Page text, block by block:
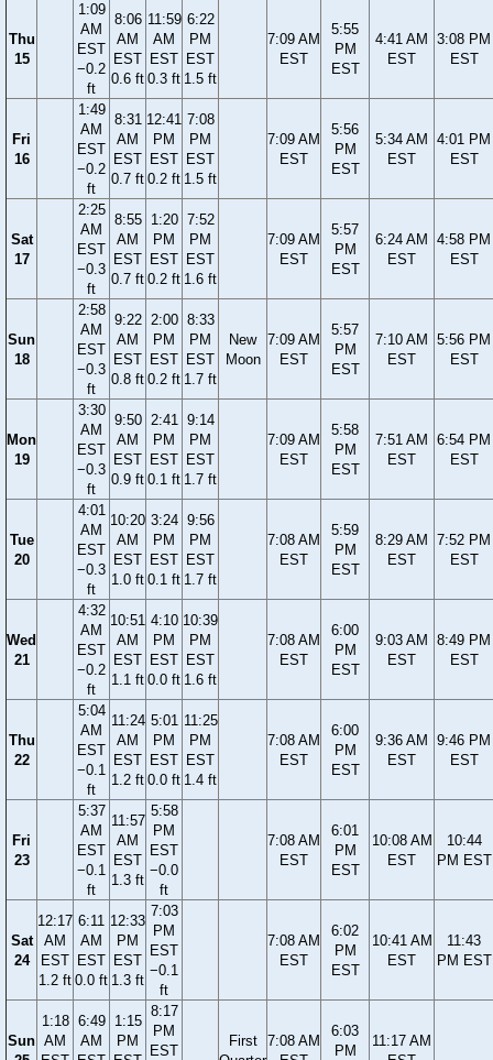
Thu
15
1:09
AM
EST
−0.2
ft
8:06
AM
EST
0.6 ft
11:59
AM
EST
0.3 ft
6:22
PM
EST
1.5 ft
7:09 AM
EST
5:55
PM
EST
4:41 AM
EST
3:08 PM
EST
Fri
16
1:49
AM
EST
−0.2
ft
8:31
AM
EST
0.7 ft
12:41
PM
EST
0.2 ft
7:08
PM
EST
1.5 ft
7:09 AM
EST
5:56
PM
EST
5:34 AM
EST
4:01 PM
EST
Sat
17
2:25
AM
EST
−0.3
ft
8:55
AM
EST
0.7 ft
1:20
PM
EST
0.2 ft
7:52
PM
EST
1.6 ft
7:09 AM
EST
5:57
PM
EST
6:24 AM
EST
4:58 PM
EST
Sun
18
2:58
AM
EST
−0.3
ft
9:22
AM
EST
0.8 ft
2:00
PM
EST
0.2 ft
8:33
PM
EST
1.7 ft
New
Moon
7:09 AM
EST
5:57
PM
EST
7:10 AM
EST
5:56 PM
EST
Mon
19
3:30
AM
EST
−0.3
ft
9:50
AM
EST
0.9 ft
2:41
PM
EST
0.1 ft
9:14
PM
EST
1.7 ft
7:09 AM
EST
5:58
PM
EST
7:51 AM
EST
6:54 PM
EST
Tue
20
4:01
AM
EST
−0.3
ft
10:20
AM
EST
1.0 ft
3:24
PM
EST
0.1 ft
9:56
PM
EST
1.7 ft
7:08 AM
EST
5:59
PM
EST
8:29 AM
EST
7:52 PM
EST
Wed
21
4:32
AM
EST
−0.2
ft
10:51
AM
EST
1.1 ft
4:10
PM
EST
0.0 ft
10:39
PM
EST
1.6 ft
7:08 AM
EST
6:00
PM
EST
9:03 AM
EST
8:49 PM
EST
Thu
22
5:04
AM
EST
−0.1
ft
11:24
AM
EST
1.2 ft
5:01
PM
EST
0.0 ft
11:25
PM
EST
1.4 ft
7:08 AM
EST
6:00
PM
EST
9:36 AM
EST
9:46 PM
EST
Fri
23
5:37
AM
EST
−0.1
ft
11:57
AM
EST
1.3 ft
5:58
PM
EST
−0.0
ft
7:08 AM
EST
6:01
PM
EST
10:08 AM
EST
10:44
PM EST
Sat
24
12:17
AM
EST
1.2 ft
6:11
AM
EST
0.0 ft
12:33
PM
EST
1.3 ft
7:03
PM
EST
−0.1
ft
7:08 AM
EST
6:02
PM
EST
10:41 AM
EST
11:43
PM EST
Sun
1:18
AM
6:49
AM
1:15
PM
8:17
PM
EST
First
7:08 AM
6:03
PM
11:17 AM